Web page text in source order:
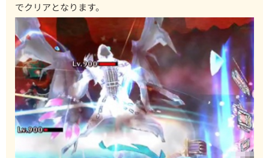
でクリアとなります。